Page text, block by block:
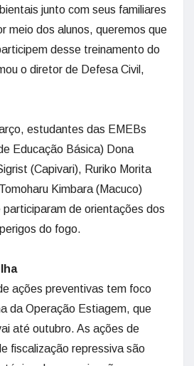
junto com seus familiares
meio dos alunos, queremos que
desse treinamento do
o diretor de Defesa Civil,
estudantes das EMEBs
Educação Básica) Dona
(Capivari), Ruriko Morita
Kimbara (Macuco)
participaram de orientações dos
do fogo.
ações preventivas tem foco
da Operação Estiagem, que
até outubro. As ações de
fiscalização repressiva são